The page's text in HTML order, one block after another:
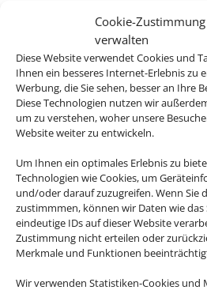
Cookie-Zustimmung
verwalten
Diese Website verwendet Cookies und
Ihnen ein besseres Internet-Erlebnis zu
Werbung, die Sie sehen, besser an Ihre
Diese Technologien nutzen wir
um zu verstehen, woher unsere
Website weiter zu entwickeln.
Um Ihnen ein optimales Erlebnis zu
Technologien wie Cookies, um
und/oder darauf zuzugreifen. Wenn Sie
zustimmmen, können wir Daten wie
eindeutige IDs auf dieser Website
Zustimmung nicht erteilen oder
Merkmale und Funktionen
Wir verwenden Statistiken-Cookies und